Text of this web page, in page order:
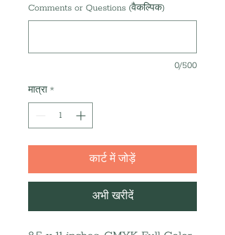
Comments or Questions (वैकल्पिक)
0/500
मात्रा *
कार्ट में जोड़ें
अभी खरीदें